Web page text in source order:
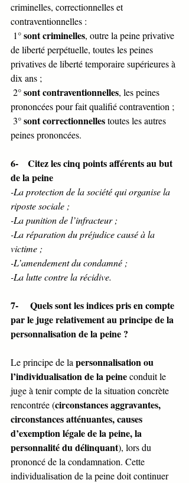
criminelles, correctionnelles et
contraventionnelles :
1° sont criminelles, outre la peine privative
de liberté perpétuelle, toutes les peines
privatives de liberté temporaire supérieures à
dix ans ;
2° sont contraventionnelles, les peines
prononcées pour fait qualifié contravention ;
3° sont correctionnelles toutes les autres
peines prononcées.
6-    Citez les cinq points afférents au but
de la peine
-La protection de la société qui organise la
riposte sociale ;
-La punition de l’infracteur ;
-La réparation du préjudice causé à la
victime ;
-L’amendement du condamné ;
-La lutte contre la récidive.
7-     Quels sont les indices pris en compte
par le juge relativement au principe de la
personnalisation de la peine ?
Le principe de la personnalisation ou
l’individualisation de la peine conduit le
juge à tenir compte de la situation concrète
rencontrée (circonstances aggravantes,
circonstances atténuantes, causes
d’exemption légale de la peine, la
personnalité du délinquant), lors du
prononcé de la condamnation. Cette
individualisation de la peine doit continuer